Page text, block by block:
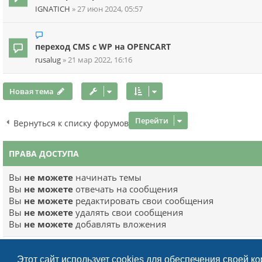
Этот сайт использует cookies для обеспечения своей
IGNATICH »27 июн 2024, 05:57
переход CMS с WP на OPENCART
rusalug »21 мар 2022, 16:16
Новая тема
Вернуться к списку форумов Перейти
ПРАВА ДОСТУПА
Вы не можете начинать темы
Вы не можете отвечать на сообщения
Вы не можете редактировать свои сообщения
Вы не можетеудалять свои сообщения
Вы не можетедобавлять вложения